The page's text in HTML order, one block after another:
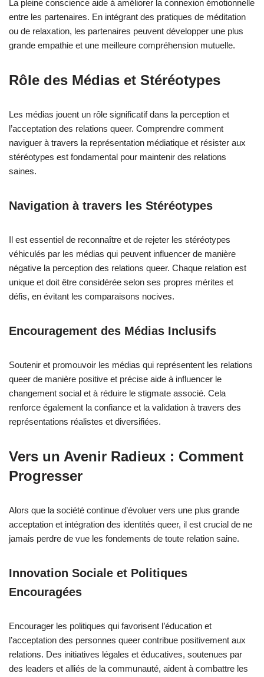
La pleine conscience aide à améliorer la connexion émotionnelle
entre les partenaires. En intégrant des pratiques de méditation
ou de relaxation, les partenaires peuvent développer une plus
grande empathie et une meilleure compréhension mutuelle.
Rôle des Médias et Stéréotypes
Les médias jouent un rôle significatif dans la perception et
l’acceptation des relations queer. Comprendre comment
naviguer à travers la représentation médiatique et résister aux
stéréotypes est fondamental pour maintenir des relations
saines.
Navigation à travers les Stéréotypes
Il est essentiel de reconnaître et de rejeter les stéréotypes
véhiculés par les médias qui peuvent influencer de manière
négative la perception des relations queer. Chaque relation est
unique et doit être considérée selon ses propres mérites et
défis, en évitant les comparaisons nocives.
Encouragement des Médias Inclusifs
Soutenir et promouvoir les médias qui représentent les relations
queer de manière positive et précise aide à influencer le
changement social et à réduire le stigmate associé. Cela
renforce également la confiance et la validation à travers des
représentations réalistes et diversifiées.
Vers un Avenir Radieux : Comment
Progresser
Alors que la société continue d’évoluer vers une plus grande
acceptation et intégration des identités queer, il est crucial de ne
jamais perdre de vue les fondements de toute relation saine.
Innovation Sociale et Politiques
Encouragées
Encourager les politiques qui favorisent l’éducation et
l’acceptation des personnes queer contribue positivement aux
relations. Des initiatives légales et éducatives, soutenues par
des leaders et alliés de la communauté, aident à combattre les